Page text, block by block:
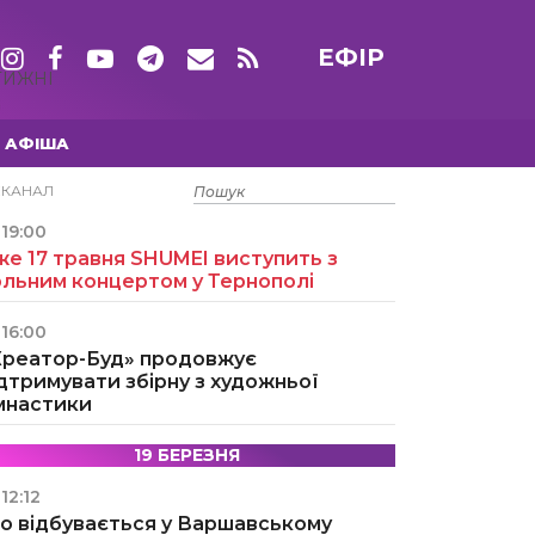
ЕФІР
АФІША
15 ТРАВНЯ
19:00
17 травня SHUMEI виступить з
концертом у Тернополі
16:00
Буд» продовжує
збірну з художньої
19 БЕРЕЗНЯ
12:12
відбувається у Варшавському